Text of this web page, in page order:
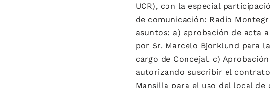
UCR), con la especial
de comunicación: Radio
asuntos: a) aprobación de acta
por Sr. Marcelo Bjorklund para
cargo de Concejal. c)
autorizando suscribir el
Mansilla para el uso del local de